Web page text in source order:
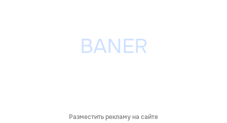
Разместить рекламу на сайте